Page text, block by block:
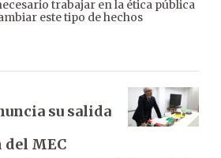
trabajar en la ética pública
este tipo de hechos
su salida
MEC